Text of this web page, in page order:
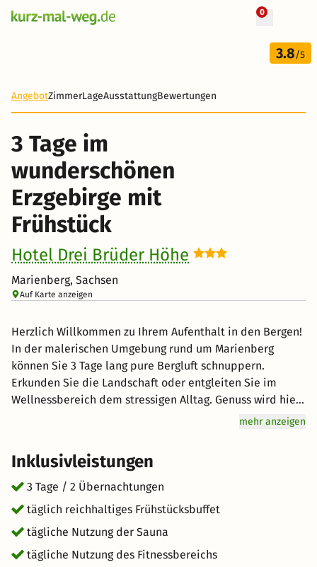
0
3 Tage
48 €
3.8/5
AngebotZimmerLageAusstattungBewertungen
3 Tage im
wunderschönen
Erzgebirge mit
Frühstück
Hotel Drei Brüder Höhe
Marienberg, Sachsen
Auf Karte anzeigen
Herzlich Willkommen zu Ihrem Aufenthalt in den Bergen!
In der malerischen Umgebung rund um Marienberg
können Sie 3 Tage lang pure Bergluft schnuppern.
Erkunden Sie die Landschaft oder entgleiten Sie im
Wellnessbereich dem stressigen Alltag. Genuss wird hier
groß geschrieben: Starten Sie mit einem reichhaltigen
sich auf hervorragenden Service und eine entspannte
Atmosphäre bei Ihrem unvergesslichen Urlaub in den
Bergen. kurz-mal-weg.de wünscht Ihnen einen tollen
Aufenthalt im schönen Marienberg.
mehr anzeigen
Inklusivleistungen
3 Tage / 2 Übernachtungen
täglich reichhaltiges Frühstücksbuffet
tägliche Nutzung der Sauna
tägliche Nutzung des Fitnessbereichs